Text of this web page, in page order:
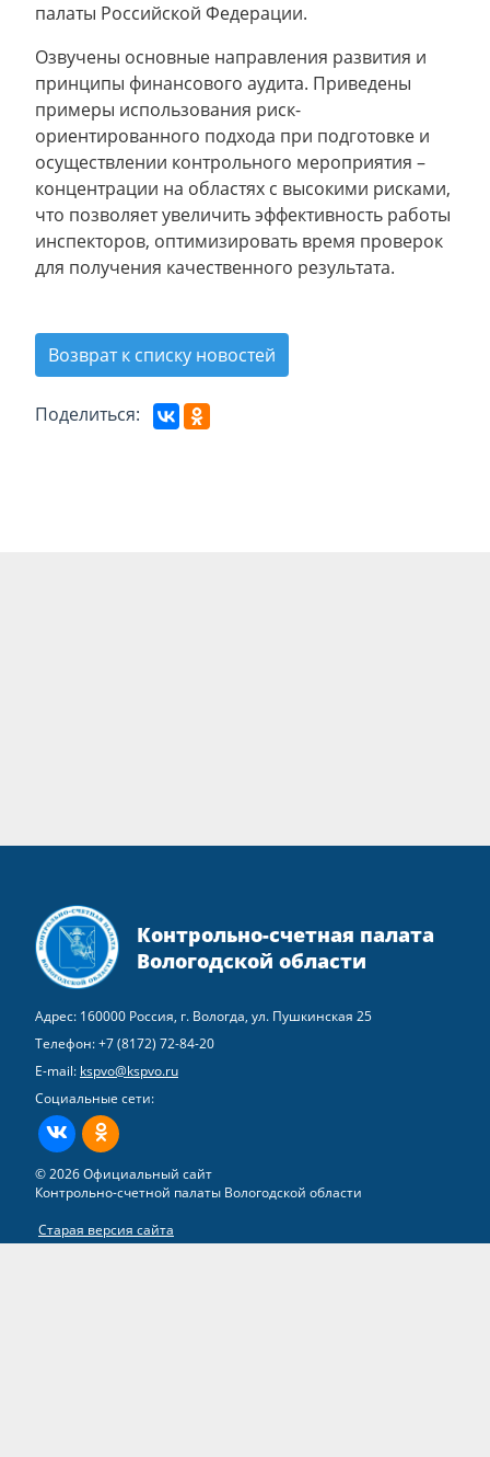
палаты Российской Федерации.
Озвучены основные направления развития и
принципы финансового аудита. Приведены
примеры использования риск-
ориентированного подхода при подготовке и
осуществлении контрольного мероприятия –
концентрации на областях с высокими рисками,
что позволяет увеличить эффективность работы
инспекторов, оптимизировать время проверок
для получения качественного результата.
Возврат к списку новостей
Поделиться:
Контрольно-счетная палата
Вологодской области
Адрес: 160000 Россия, г. Вологда, ул. Пушкинская 25
Телефон:+7 (8172) 72-84-20
E-mail: kspvo@kspvo.ru
Социальные сети:
ВКонтактеОдноклассники
© 2026 Официальный сайт
Контрольно-счетной палаты Вологодской области
Старая версия сайта